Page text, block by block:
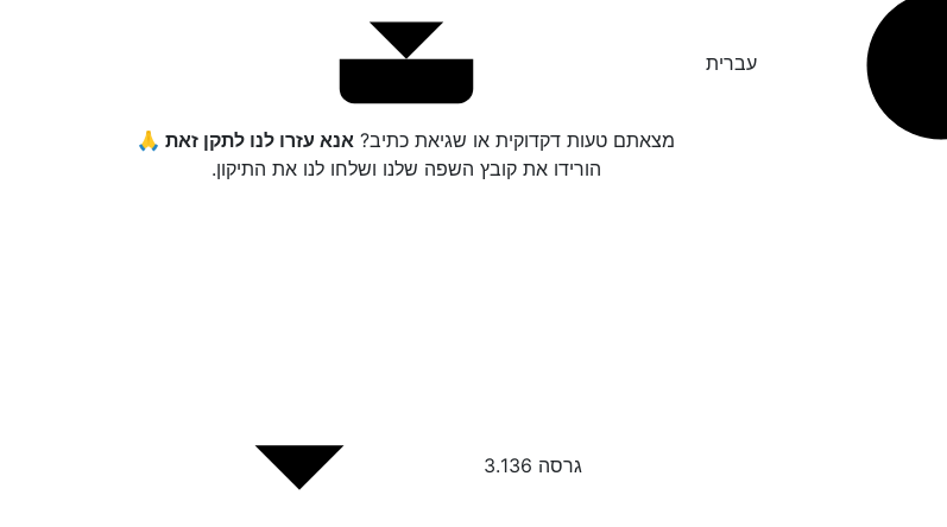
מצאתם טעות דקדוקית או שגיאת כתיב? אנא עזרו לנו לתקן זאת 🙏
הורידו את קובץ השפה שלנו ושלחו לנו את התיקון.
גרסה 3.136